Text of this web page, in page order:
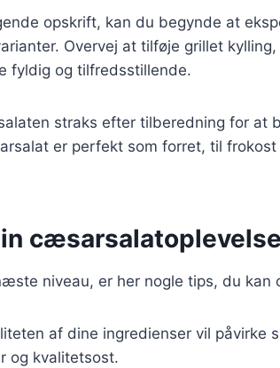
opskrift, kan du begynde at
Overvej at tilføje grillet
fyldig og tilfredsstillende.
straks efter tilberedning for at
er perfekt som forret, til frokost
cæsarsalatoplevelse
niveau, er her nogle tips, du kan
af dine ingredienser vil påvirke
og kvalitetsost.